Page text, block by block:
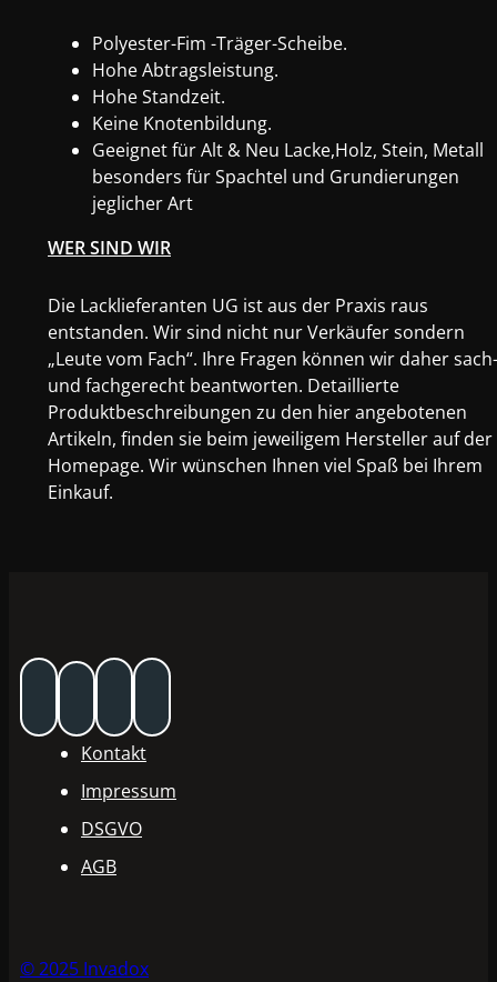
Polyester-Fim -Träger-Scheibe.
Hohe Abtragsleistung.
Hohe Standzeit.
Keine Knotenbildung.
Geeignet für Alt & Neu Lacke,Holz, Stein, Metall
besonders für Spachtel und Grundierungen
jeglicher Art
WER SIND WIR
Die Lacklieferanten UG ist aus der Praxis raus
entstanden. Wir sind nicht nur Verkäufer sondern
„Leute vom Fach“. Ihre Fragen können wir daher sach-
und fachgerecht beantworten. Detaillierte
Produktbeschreibungen zu den hier angebotenen
Artikeln, finden sie beim jeweiligem Hersteller auf der
Homepage. Wir wünschen Ihnen viel Spaß bei Ihrem
Einkauf.
Kontakt
Impressum
DSGVO
AGB
© 2025 Invadox